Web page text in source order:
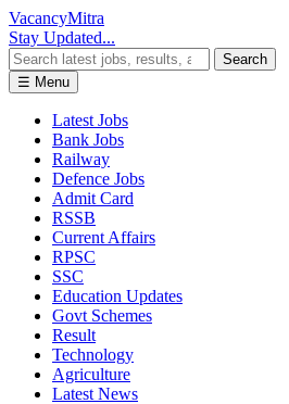
VacancyMitra
Stay Updated...
Search
☰ Menu
Latest Jobs
Bank Jobs
Railway
Defence Jobs
Admit Card
RSSB
Current Affairs
RPSC
SSC
Education Updates
Govt Schemes
Result
Technology
Agriculture
Latest News